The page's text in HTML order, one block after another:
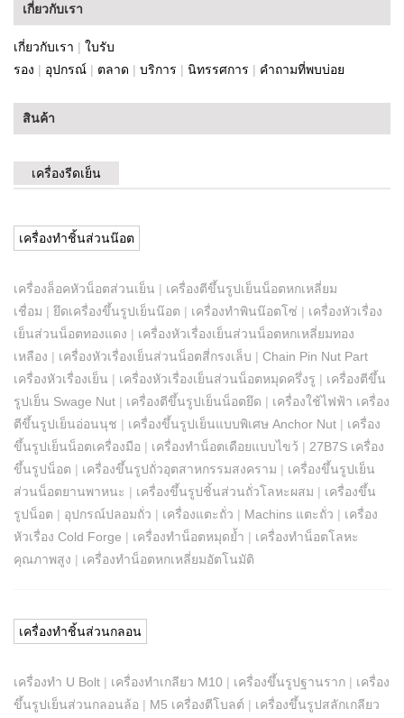
เกี่ยวกับเรา
เกี่ยวกับเรา | ใบรับ
รอง | อุปกรณ์ | ตลาด | บริการ | นิทรรศการ | คำถามที่พบบ่อย
สินค้า
เครื่องรีดเย็น
เครื่องทำชิ้นส่วนน๊อต
เครื่องล็อคหัวน็อตส่วนเย็น | เครื่องตีขึ้นรูปเย็นน็อตหกเหลี่ยม
เชื่อม | ยึดเครื่องขึ้นรูปเย็นน๊อต | เครื่องทำพินน๊อตโซ่ | เครื่องหัวเรื่อง
เย็นส่วนน็อตทองแดง | เครื่องหัวเรื่องเย็นส่วนน็อตหกเหลี่ยมทอง
เหลือง | เครื่องหัวเรื่องเย็นส่วนน็อตสี่กรงเล็บ | Chain Pin Nut Part
เครื่องหัวเรื่องเย็น | เครื่องหัวเรื่องเย็นส่วนน็อตหมุดครึ่งรู | เครื่องตีขึ้น
รูปเย็น Swage Nut | เครื่องตีขึ้นรูปเย็นน็อตยึด | เครื่องใช้ไฟฟ้า เครื่อง
ตีขึ้นรูปเย็นอ่อนนุช | เครื่องขึ้นรูปเย็นแบบพิเศษ Anchor Nut | เครื่อง
ขึ้นรูปเย็นน็อตเครื่องมือ | เครื่องทำน็อตเดือยแบบไขว้ | 27B7S เครื่อง
ขึ้นรูปน็อต | เครื่องขึ้นรูปถั่วอุตสาหกรรมสงคราม | เครื่องขึ้นรูปเย็น
ส่วนน็อตยานพาหนะ | เครื่องขึ้นรูปชิ้นส่วนถั่วโลหะผสม | เครื่องขึ้น
รูปน็อต | อุปกรณ์ปลอมถั่ว | เครื่องแตะถั่ว | Machins แตะถั่ว | เครื่อง
หัวเรื่อง Cold Forge | เครื่องทำน็อตหมุดย้ำ | เครื่องทำน็อตโลหะ
คุณภาพสูง | เครื่องทำน็อตหกเหลี่ยมอัตโนมัติ
เครื่องทำชิ้นส่วนกลอน
เครื่องทำ U Bolt | เครื่องทำเกลียว M10 | เครื่องขึ้นรูปฐานราก | เครื่อง
ขึ้นรูปเย็นส่วนกลอนล้อ | M5 เครื่องตีโบลต์ | เครื่องขึ้นรูปสลักเกลียว